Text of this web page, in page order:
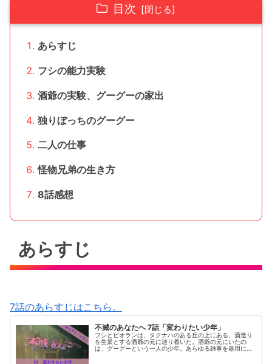
目次
あらすじ
フシの能力実験
酒爺の実験、グーグーの家出
独りぼっちのグーグー
二人の仕事
怪物兄弟の生き方
8話感想
あらすじ
7話のあらすじはこちら。
不滅のあなたへ 7話「変わりたい少年」
フシとピオランは、タクナハのある丘の上にある、酒造り
を生業とする酒爺の元に辿り着いた。酒爺の元にいたの
は、グーグーという一人の少年。あらゆる雑事を器用にこ